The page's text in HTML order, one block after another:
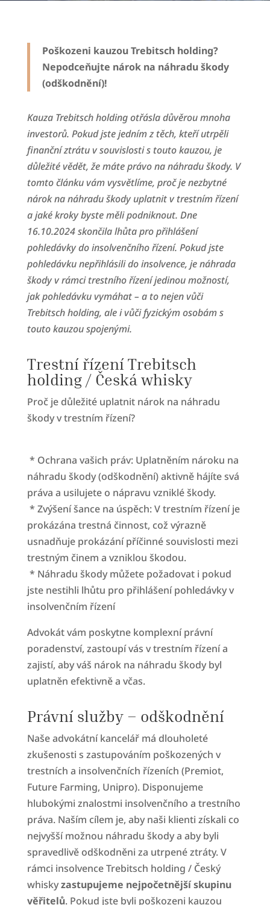
Poškozeni kauzou Trebitsch holding?
Nepodceňujte nárok na náhradu škody
(odškodnění)!
Kauza Trebitsch holding otřásla důvěrou mnoha
investorů. Pokud jste jedním z těch, kteří utrpěli
finanční ztrátu v souvislosti s touto kauzou, je
důležité vědět, že máte právo na náhradu škody. V
tomto článku vám vysvětlíme, proč je nezbytné
nárok na náhradu škody uplatnit v trestním řízení
a jaké kroky byste měli podniknout. Dne
16.10.2024 skončila lhůta pro přihlášení
pohledávky do insolvenčního řízení. Pokud jste
pohledávku nepřihlásili do insolvence, je náhrada
škody v rámci trestního řízení jedinou možností,
jak pohledávku vymáhat – a to nejen vůči
Trebitsch holding, ale i vůči fyzickým osobám s
touto kauzou spojenými.
Trestní řízení Trebitsch
holding / Česká whisky
Proč je důležité uplatnit nárok na náhradu
škody v trestním řízení?
* Ochrana vašich práv: Uplatněním nároku na
náhradu škody (odškodnění) aktivně hájíte svá
práva a usilujete o nápravu vzniklé škody.
* Zvýšení šance na úspěch: V trestním řízení je
prokázána trestná činnost, což výrazně
usnadňuje prokázání příčinné souvislosti mezi
trestným činem a vzniklou škodou.
* Náhradu škody můžete požadovat i pokud
jste nestihli lhůtu pro přihlášení pohledávky v
insolvenčním řízení
Advokát vám poskytne komplexní právní
poradenství, zastoupí vás v trestním řízení a
zajistí, aby váš nárok na náhradu škody byl
uplatněn efektivně a včas.
Právní služby – odškodnění
Naše advokátní kancelář má dlouholeté
zkušenosti s zastupováním poškozených v
trestních a insolvenčních řízeních (Premiot,
Future Farming, Unipro). Disponujeme
hlubokými znalostmi insolvenčního a trestního
práva. Naším cílem je, aby naši klienti získali co
nejvyšší možnou náhradu škody a aby byli
spravedlivě odškodněni za utrpené ztráty. V
rámci insolvence Trebitsch holding / Český
whiskyzastupujeme nejpočetnější skupinu
věřitelů. Pokud jste byli poškozeni kauzou